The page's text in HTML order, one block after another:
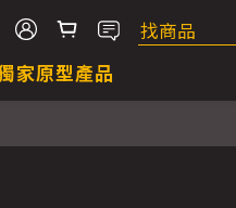
家原型產品